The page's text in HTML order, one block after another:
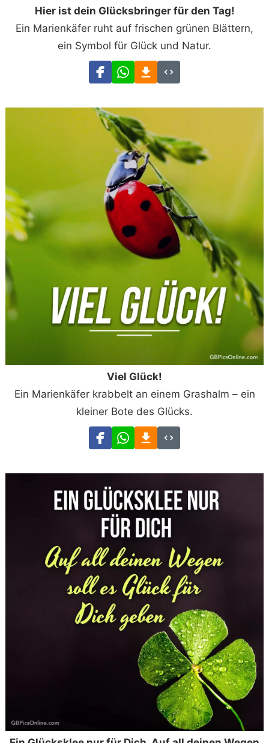
Hier ist dein Glücksbringer für den Tag!
Ein Marienkäfer ruht auf frischen grünen Blättern,
ein Symbol für Glück und Natur.
Viel Glück!
Ein Marienkäfer krabbelt an einem Grashalm – ein
kleiner Bote des Glücks.